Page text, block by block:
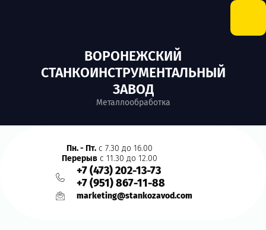
ВОРОНЕЖСКИЙ
СТАНКОИНСТРУМЕНТАЛЬНЫЙ
ЗАВОД
Металлообработка
Пн. - Пт. с 7.30 до 16.00
Перерыв с 11.30 до 12.00
+7 (473) 202-13-73
+7 (951) 867-11-88
marketing@stankozavod.com